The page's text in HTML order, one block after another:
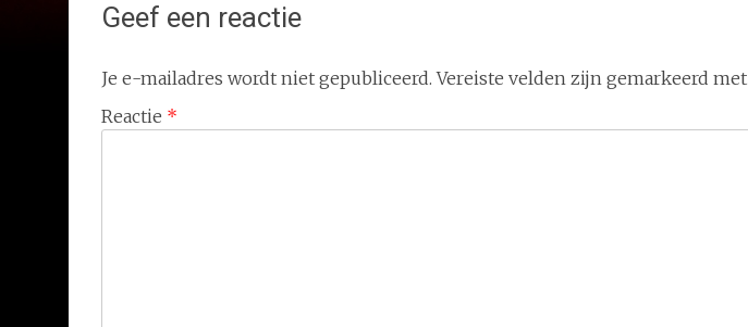
Geef een reactie
Je e-mailadres wordt niet gepubliceerd. Vereiste velden zijn gemarkeerd met
Reactie *